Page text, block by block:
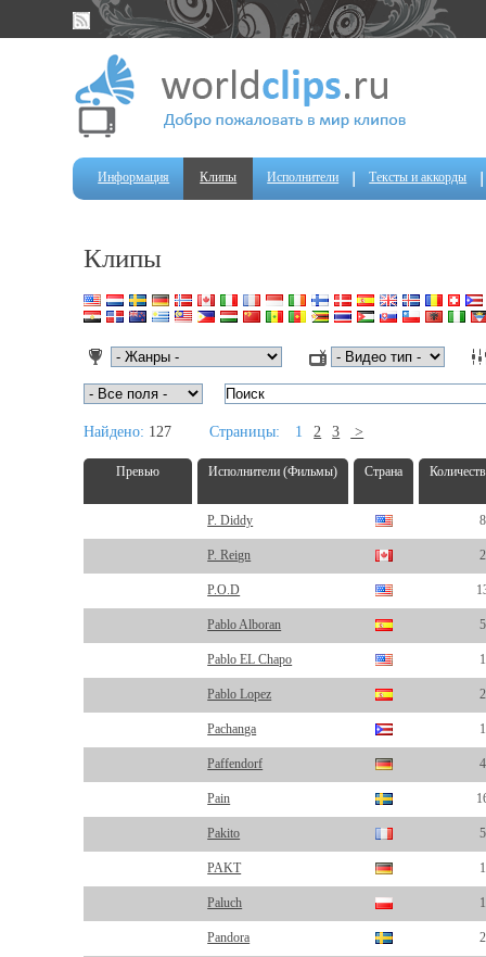
Информация Клипы Исполнители Тексты и аккорды
Клипы
Найдено: 127 Страницы: 1 2 3 >
Превью Исполнители (Фильмы) Страна
P. Diddy 8
P. Reign 2
P.O.D
Pablo Alboran 5
Pablo EL Chapo 1
Pablo Lopez 2
Pachanga 1
Paffendorf 4
Pain
Pakito 5
PAKT 1
Paluch 1
Pandora 2